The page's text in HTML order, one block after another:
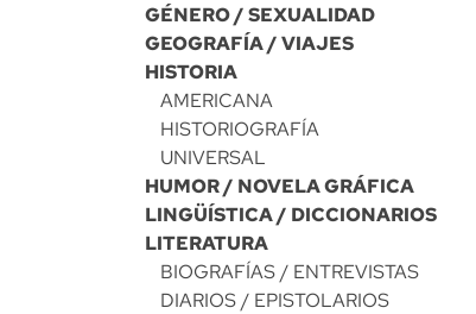
GÉNERO / SEXUALIDAD
GEOGRAFÍA / VIAJES
HISTORIA
AMERICANA
HISTORIOGRAFÍA
UNIVERSAL
HUMOR / NOVELA GRÁFICA
LINGÜÍSTICA / DICCIONARIOS
LITERATURA
BIOGRAFÍAS / ENTREVISTAS
DIARIOS / EPISTOLARIOS